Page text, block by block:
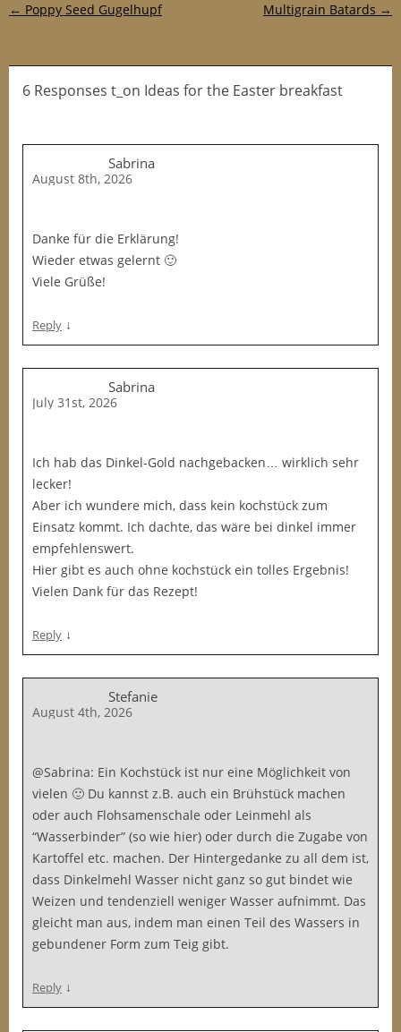
Post navigation
← Poppy Seed Gugelhupf Multigrain Batards →
6 Responses t_on Ideas for the Easter breakfast
Sabrina
August 8th, 2026
Danke für die Erklärung!
Wieder etwas gelernt 🙂
Viele Grüße!
Reply ↓
Sabrina
July 31st, 2026
Ich hab das Dinkel-Gold nachgebacken… wirklich sehr
lecker!
Aber ich wundere mich, dass kein kochstück zum
Einsatz kommt. Ich dachte, das wäre bei dinkel immer
empfehlenswert.
Hier gibt es auch ohne kochstück ein tolles Ergebnis!
Vielen Dank für das Rezept!
Reply ↓
Stefanie
August 4th, 2026
@Sabrina: Ein Kochstück ist nur eine Möglichkeit von
vielen 🙂 Du kannst z.B. auch ein Brühstück machen
oder auch Flohsamenschale oder Leinmehl als
“Wasserbinder” (so wie hier) oder durch die Zugabe von
Kartoffel etc. machen. Der Hintergedanke zu all dem ist,
dass Dinkelmehl Wasser nicht ganz so gut bindet wie
Weizen und tendenziell weniger Wasser aufnimmt. Das
gleicht man aus, indem man einen Teil des Wassers in
gebundener Form zum Teig gibt.
Reply ↓